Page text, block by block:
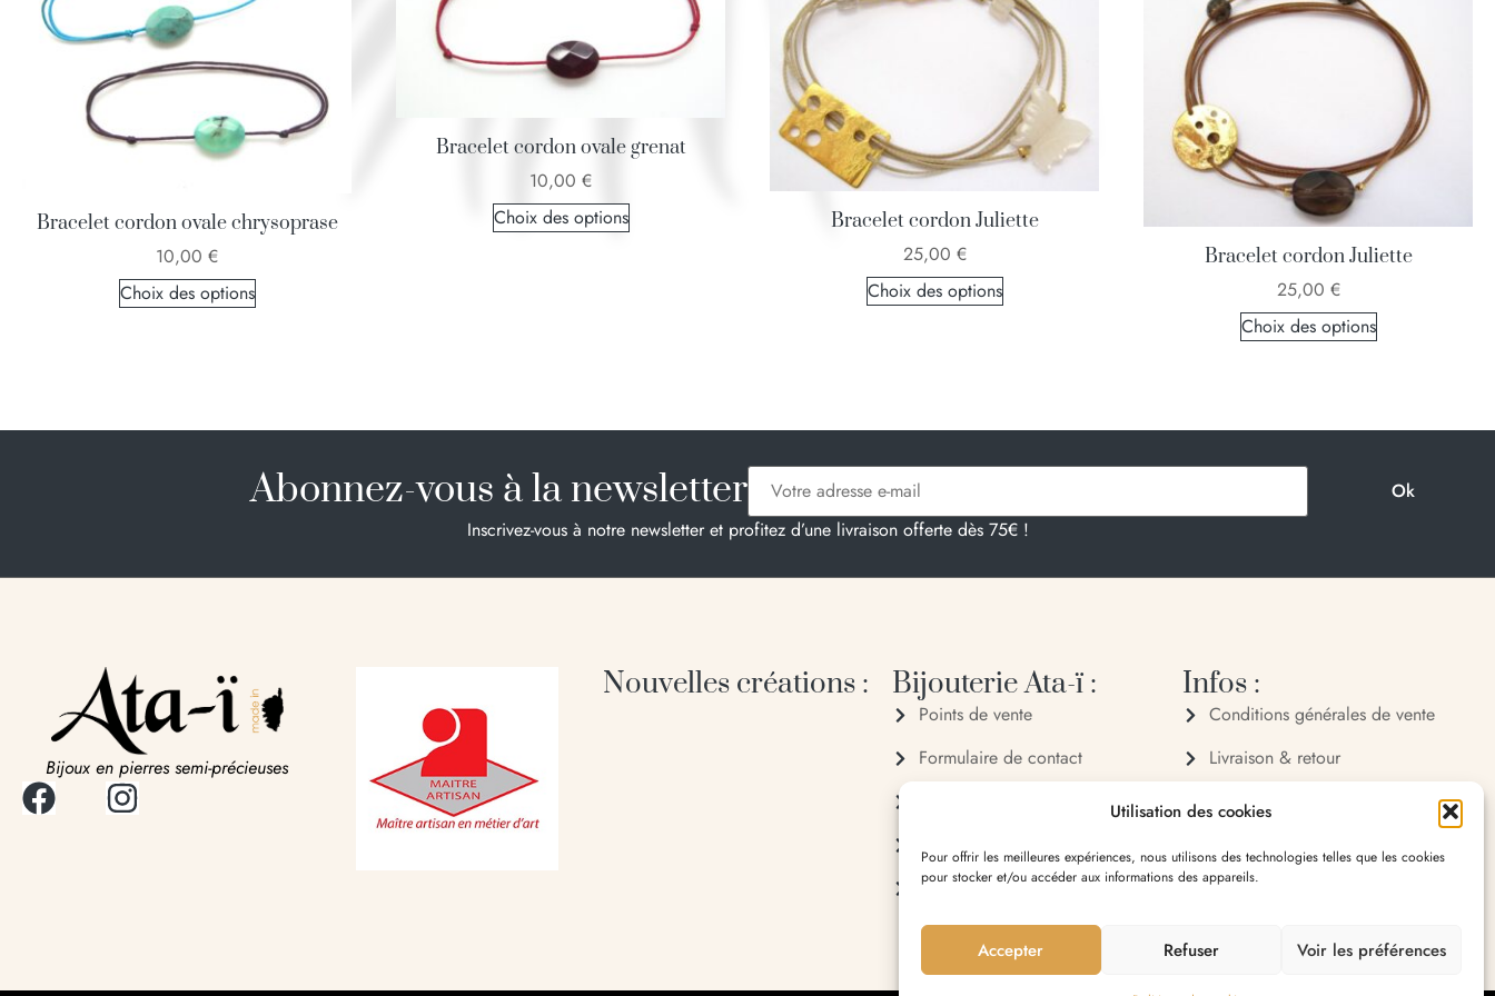
Utilisation des cookies
Pour offrir les meilleures expériences, nous utilisons des technologies telles que les cookies
pour stocker et/ou accéder aux informations des appareils.
Accepter Refuser Voir les préférences
Bracelet cordon ovale chrysoprase
10,00 €
Choix des options
Bracelet cordon ovale grenat
10,00 €
Choix des options
Bracelet cordon Juliette
25,00 €
Choix des options
Bracelet cordon Juliette
25,00 €
Choix des options
Abonnez-vous à la newsletter
Inscrivez-vous à notre newsletter et profitez d’une livraison offerte dès 75€ !
Bijoux en pierres semi-précieuses
Nouvelles créations : Bijouterie Ata-ï :
Points de vente
Formulaire de contact
06 20 88 32 65
Entrée du village 20119 Bastelica
Infos :
Conditions générales de vente
Livraison & retour
Politique de confidentialité
Mentions légales